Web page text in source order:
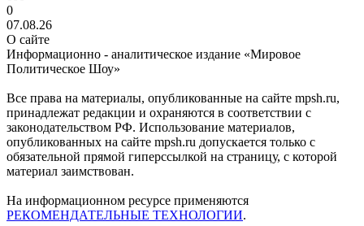
0
07.08.26
О сайте
Информационно - аналитическое издание «Мировое
Политическое Шоу»
Все права на материалы, опубликованные на сайте mpsh.ru,
принадлежат редакции и охраняются в соответствии с
законодательством РФ. Использование материалов,
опубликованных на сайте mpsh.ru допускается только с
обязательной прямой гиперссылкой на страницу, с которой
материал заимствован.
На информационном ресурсе применяются
РЕКОМЕНДАТЕЛЬНЫЕ ТЕХНОЛОГИИ.